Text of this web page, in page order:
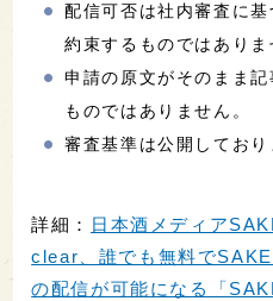
配信可否は社内審査に
約束するものではありま
申請の原文がそのまま
ものではありません。
審査基準は公開しており
詳細：
日本酒メディア
clear、誰でも無料で
の配信が可能になる「